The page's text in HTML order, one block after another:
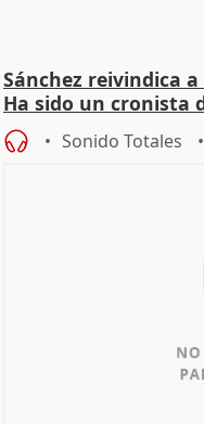
Sánchez reivindica
Ha sido un cronista
Sonido Totales